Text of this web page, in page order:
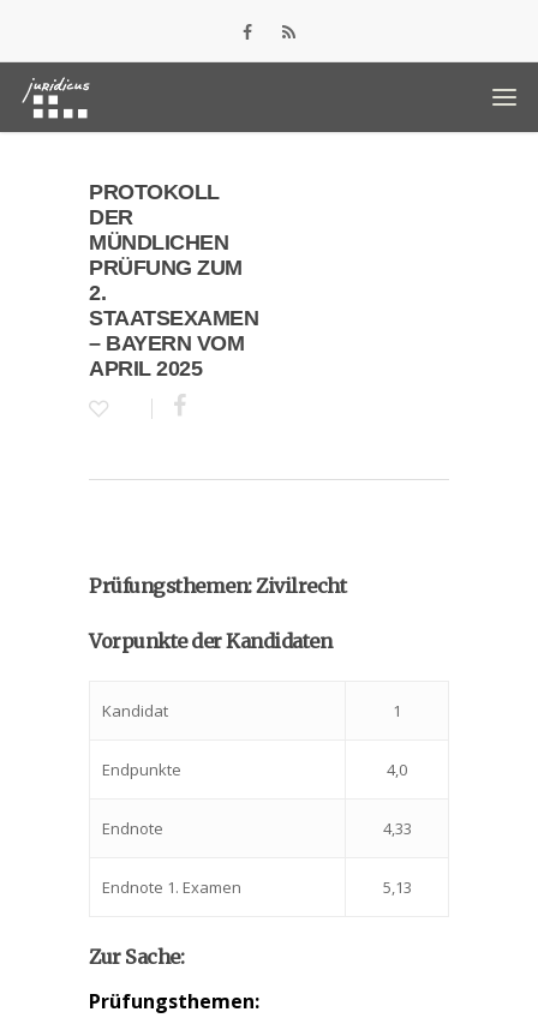
PROTOKOLL
DER
MÜNDLICHEN
PRÜFUNG ZUM
2.
STAATSEXAMEN
– BAYERN VOM
APRIL 2025
Prüfungsthemen: Zivilrecht
Vorpunkte der Kandidaten
Kandidat 1
Endpunkte 4,0
Endnote 4,33
Endnote 1. Examen 5,13
Zur Sache:
Prüfungsthemen: